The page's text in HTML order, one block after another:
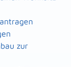
zur